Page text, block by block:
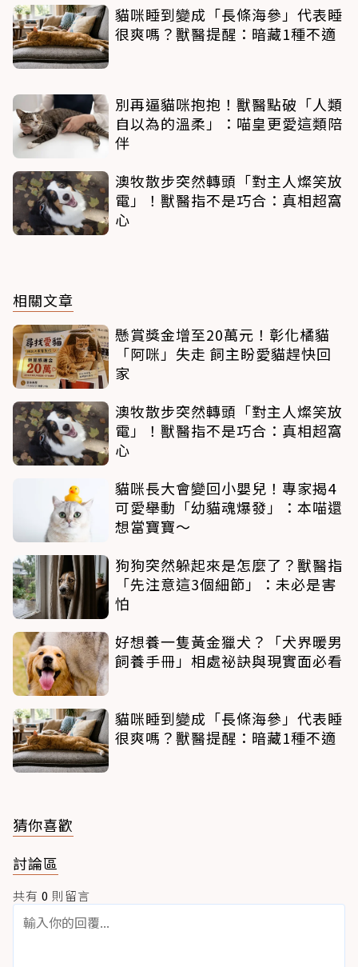
貓咪睡到變成「長條海參」代表睡
很爽嗎？獸醫提醒：暗藏1種不適
別再逼貓咪抱抱！獸醫點破「人類
自以為的溫柔」：喵皇更愛這類陪
伴
澳牧散步突然轉頭「對主人燦笑放
電」！獸醫指不是巧合：真相超窩
心
相關文章
懸賞獎金增至20萬元！彰化橘貓
「阿咪」失走 飼主盼愛貓趕快回
家
澳牧散步突然轉頭「對主人燦笑放
電」！獸醫指不是巧合：真相超窩
心
貓咪長大會變回小嬰兒！專家揭4
可愛舉動「幼貓魂爆發」：本喵還
想當寶寶～
狗狗突然躲起來是怎麼了？獸醫指
「先注意這3個細節」：未必是害
怕
好想養一隻黃金獵犬？「犬界暖男
飼養手冊」相處祕訣與現實面必看
貓咪睡到變成「長條海參」代表睡
很爽嗎？獸醫提醒：暗藏1種不適
猜你喜歡
討論區
共有 0 則留言